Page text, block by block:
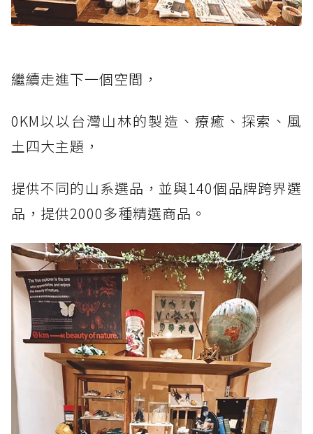
繼續走進下一個空間，
0KM以以台灣山林的製造、療癒、探索、風
土四大主題，
提供不同的山系選品，並與140個品牌跨界選
品，提供2000多種精選商品。